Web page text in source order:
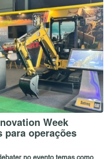
Week
para operações